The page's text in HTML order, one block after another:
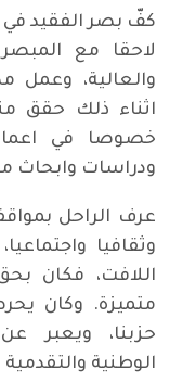
كفّ بصر الفقيد في
لاحقا مع
والعالية، وعمل
اثناء ذلك حقق
خصوصا في
ودراسات وابحاث
عرف الراحل
وثقافيا
اللافت، فكان
متميزة. وكان
حزبنا، ويعبر
الوطنية والتقدمية